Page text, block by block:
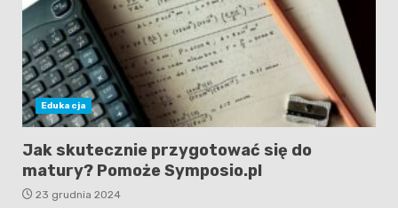
Edukacja
Jak skutecznie przygotować się do
matury? Pomoże Symposio.pl
23 grudnia 2024